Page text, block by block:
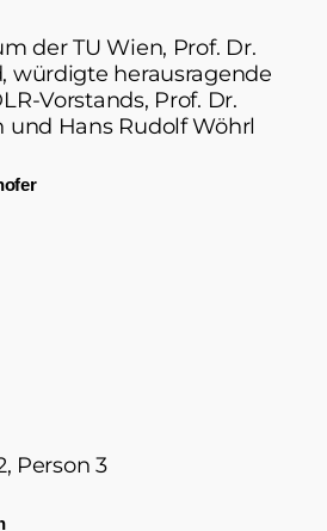
der TU Wien, Prof. Dr.
würdigte herausragende
Vorstands, Prof. Dr.
und Hans Rudolf Wöhrl
Person 3